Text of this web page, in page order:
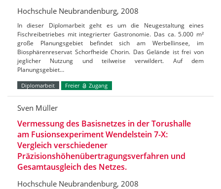
Hochschule Neubrandenburg, 2008
In dieser Diplomarbeit geht es um die Neugestaltung eines
Fischreibetriebes mit integrierter Gastronomie. Das ca. 5.000 m²
große Planungsgebiet befindet sich am Werbellinsee, im
Biosphärenreservat Schorfheide Chorin. Das Gelände ist frei von
jeglicher Nutzung und teilweise verwildert. Auf dem
Planungsgebiet…
Diplomarbeit Freier Zugang
Sven Müller
Vermessung des Basisnetzes in der Torushalle
am Fusionsexperiment Wendelstein 7-X:
Vergleich verschiedener
Präzisionshöhenübertragungsverfahren und
Gesamtausgleich des Netzes.
Hochschule Neubrandenburg, 2008